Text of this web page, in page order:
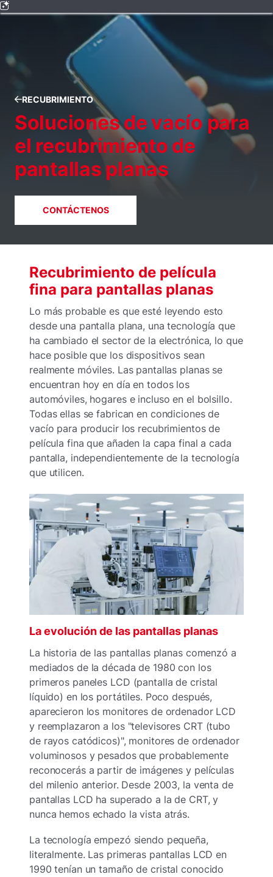
RECUBRIMIENTO
Soluciones de vacío para
el recubrimiento de
pantallas planas
CONTÁCTENOS
Recubrimiento de película
fina para pantallas planas
Lo más probable es que esté leyendo esto
desde una pantalla plana, una tecnología que
ha cambiado el sector de la electrónica, lo que
hace posible que los dispositivos sean
realmente móviles. Las pantallas planas se
encuentran hoy en día en todos los
automóviles, hogares e incluso en el bolsillo.
Todas ellas se fabrican en condiciones de
vacío para producir los recubrimientos de
película fina que añaden la capa final a cada
pantalla, independientemente de la tecnología
que utilicen.
La evolución de las pantallas planas
La historia de las pantallas planas comenzó a
mediados de la década de 1980 con los
primeros paneles LCD (pantalla de cristal
líquido) en los portátiles. Poco después,
aparecieron los monitores de ordenador LCD
y reemplazaron a los "televisores CRT (tubo
de rayos catódicos)", monitores de ordenador
voluminosos y pesados que probablemente
reconocerás a partir de imágenes y películas
del milenio anterior. Desde 2003, la venta de
pantallas LCD ha superado a la de CRT, y
nunca hemos echado la vista atrás.
La tecnología empezó siendo pequeña,
literalmente. Las primeras pantallas LCD en
1990 tenían un tamaño de cristal conocido